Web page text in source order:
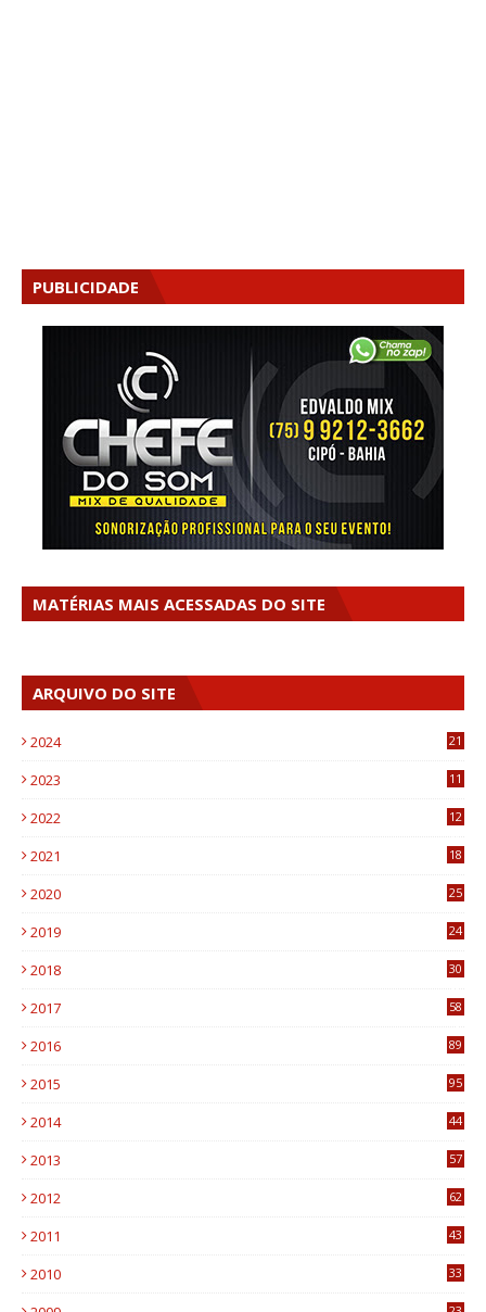
PUBLICIDADE
MATÉRIAS MAIS ACESSADAS DO SITE
ARQUIVO DO SITE
2024 21
2023
11
2022
12
2021
18
2020
25
2019
24
2018
30
2017
58
2016
89
2015
95
2014
44
2013
57
2012
62
2011
43
2010
33